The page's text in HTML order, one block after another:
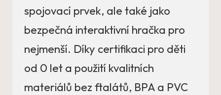
spojovací prvek, ale také jako
bezpečná interaktivní hračka pro
nejmenší. Díky certifikaci pro děti
od 0 let a použití kvalitních
materiálů bez ftalátů, BPA a PVC